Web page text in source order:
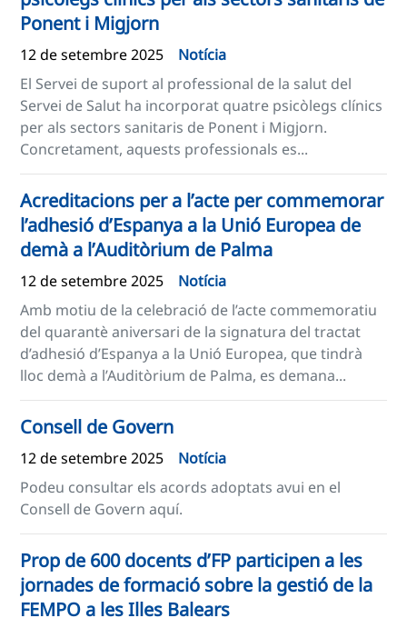
Ponent i Migjorn
12 de setembre 2025
Notícia
El Servei de suport al professional de la salut del
Servei de Salut ha incorporat quatre psicòlegs clínics
per als sectors sanitaris de Ponent i Migjorn.
Concretament, aquests professionals es...
Acreditacions per a l’acte per commemorar
l’adhesió d’Espanya a la Unió Europea de
demà a l’Auditòrium de Palma
12 de setembre 2025
Notícia
Amb motiu de la celebració de l’acte commemoratiu
del quarantè aniversari de la signatura del tractat
d’adhesió d’Espanya a la Unió Europea, que tindrà
lloc demà a l’Auditòrium de Palma, es demana...
Consell de Govern
12 de setembre 2025
Notícia
Podeu consultar els acords adoptats avui en el
Consell de Govern aquí.
Prop de 600 docents d’FP participen a les
jornades de formació sobre la gestió de la
FEMPO a les Illes Balears